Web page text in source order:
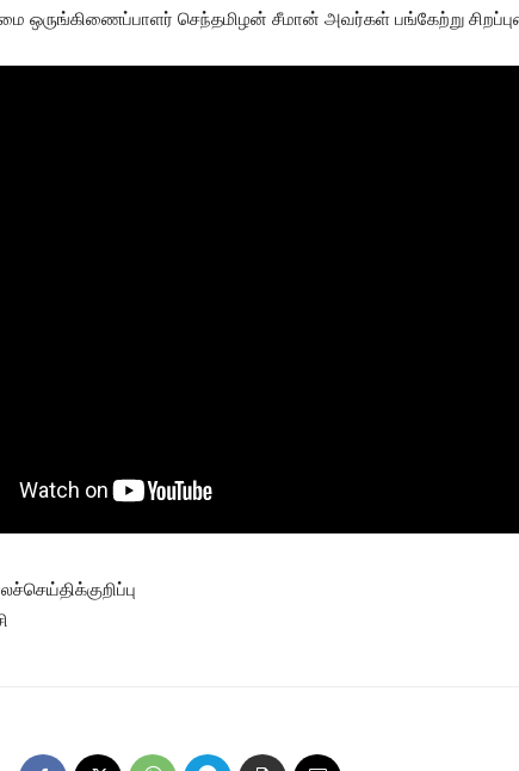
ஒருங்கிணைப்பாளர் செந்தமிழன் சீமான் அவர்கள் பங்கேற்று